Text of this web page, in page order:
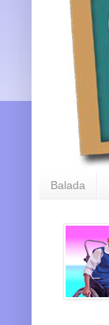
Balada